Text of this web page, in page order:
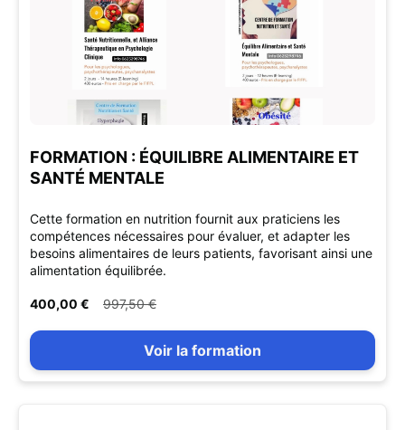
FORMATION : ÉQUILIBRE ALIMENTAIRE ET
SANTÉ MENTALE
Cette formation en nutrition fournit aux praticiens les
compétences nécessaires pour évaluer, et adapter les
besoins alimentaires de leurs patients, favorisant ainsi une
alimentation équilibrée.
400,00 € 997,50 €
Voir la formation